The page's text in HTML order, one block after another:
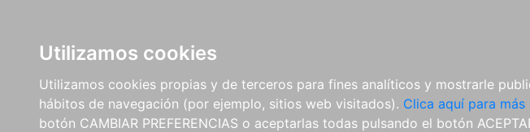
Utilizamos cookies
Utilizamos cookies propias y de terceros para fines analíticos y mostrarle
hábitos de navegación (por ejemplo, sitios web visitados). Clica aquí para
botón CAMBIAR PREFERENCIAS o aceptarlas todas pulsando el botón
LIBROS
MÉTODOS Y
EJERCICIOS
PARTITURAS Y EDICIONES
CRÍTICAS
REVISTAS